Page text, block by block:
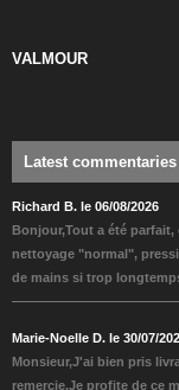
VALMOUR
Latest commentaries
Richard B. le 06/08/2026
Bonjour,Tout a été
nettoyage "normal",
de mains si trop
Marie-Noelle D. le 30/07/
Monsieur,J'ai bien pris
remercie.Je profite de ce